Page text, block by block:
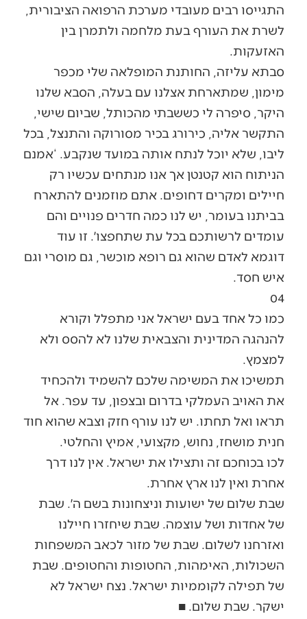
התגייסו רבים מעובדי מערכת הרפואה הציבורית,
לשרת את העורף בעת מלחמה ולתמרן בין
האזעקות.
סבתא עליזה, החותנת המופלאה שלי מכפר
מימון, שמתארחת אצלנו עם בעלה, הסבא שלנו
היקר, סיפרה לי כששבתי מהכותל, שביום שישי,
התקשר אליה, כירורג בכיר מסורוקה והתנצל, בכל
ליבו, שלא יוכל לנתח אותה במועד שנקבע. ‘אמנם
הניתוח הוא קטנטן אך אנו מנתחים עכשיו רק
חיילים ומקרים דחופים. אתם מוזמנים להתארח
בביתנו בעומר, יש לנו כמה חדרים פנויים והם
עומדים לרשותכם בכל עת שתחפצו׳. זו עוד
דוגמא לאדם שהוא גם רופא מוכשר, גם מוסרי וגם
איש חסד.
04
כמו כל אחד בעם ישראל אני מתפלל וקורא
להנהגה המדינית והצבאית שלנו לא להסס ולא
למצמץ.
תמשיכו את המשימה שלכם להשמיד ולהכחיד
את האויב העמלקי בדרום ובצפון, עד עפר. אל
תראו ואל תחתו. יש לנו עורף חזק וצבא שהוא חוד
חנית מושחז, נחוש, מקצועי, אמיץ והחלטי.
לכו בכוחכם זה ותצילו את ישראל. אין לנו דרך
אחרת ואין לנו ארץ אחרת.
שבת שלום של ישועות וניצחונות בשם ה׳. שבת
של אחדות ושל עוצמה. שבת שיחזרו חיילנו
ואזרחנו לשלום. שבת של מזור לכאב המשפחות
השכולות, האימהות, החטופות והחטופים. שבת
של תפילה לקוממיות ישראל. נצח ישראל לא
ישקר. שבת שלום. ■